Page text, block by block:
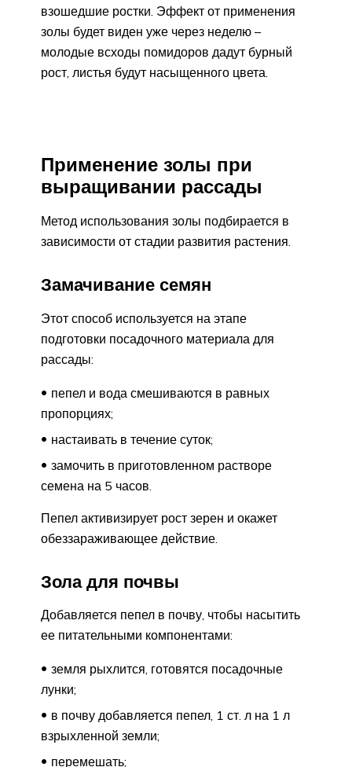
взошедшие ростки. Эффект от применения
золы будет виден уже через неделю –
молодые всходы помидоров дадут бурный
рост, листья будут насыщенного цвета.
Применение золы при
выращивании рассады
Метод использования золы подбирается в
зависимости от стадии развития растения.
Замачивание семян
Этот способ используется на этапе
подготовки посадочного материала для
рассады:
пепел и вода смешиваются в равных
пропорциях;
настаивать в течение суток;
замочить в приготовленном растворе
семена на 5 часов.
Пепел активизирует рост зерен и окажет
обеззараживающее действие.
Зола для почвы
Добавляется пепел в почву, чтобы насытить
ее питательными компонентами:
земля рыхлится, готовятся посадочные
лунки;
в почву добавляется пепел, 1 ст. л на 1 л
взрыхленной земли;
перемешать;